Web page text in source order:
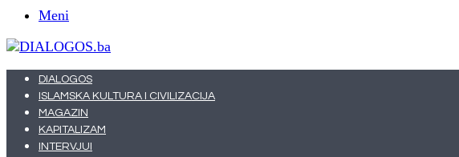
Meni
DIALOGOS
ISLAMSKA KULTURA I CIVILIZACIJA
MAGAZIN
KAPITALIZAM
INTERVJUI